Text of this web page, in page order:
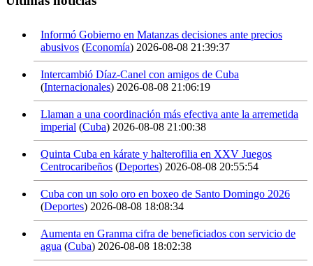
Informó Gobierno en Matanzas decisiones ante precios
abusivos (Economía) 2026-08-08 21:39:37
Intercambió Díaz-Canel con amigos de Cuba
(Internacionales) 2026-08-08 21:06:19
Llaman a una coordinación más efectiva ante la arremetida
imperial (Cuba) 2026-08-08 21:00:38
Quinta Cuba en kárate y halterofilia en XXV Juegos
Centrocaribeños (Deportes) 2026-08-08 20:55:54
Cuba con un solo oro en boxeo de Santo Domingo 2026
(Deportes) 2026-08-08 18:08:34
Aumenta en Granma cifra de beneficiados con servicio de
agua (Cuba) 2026-08-08 18:02:38